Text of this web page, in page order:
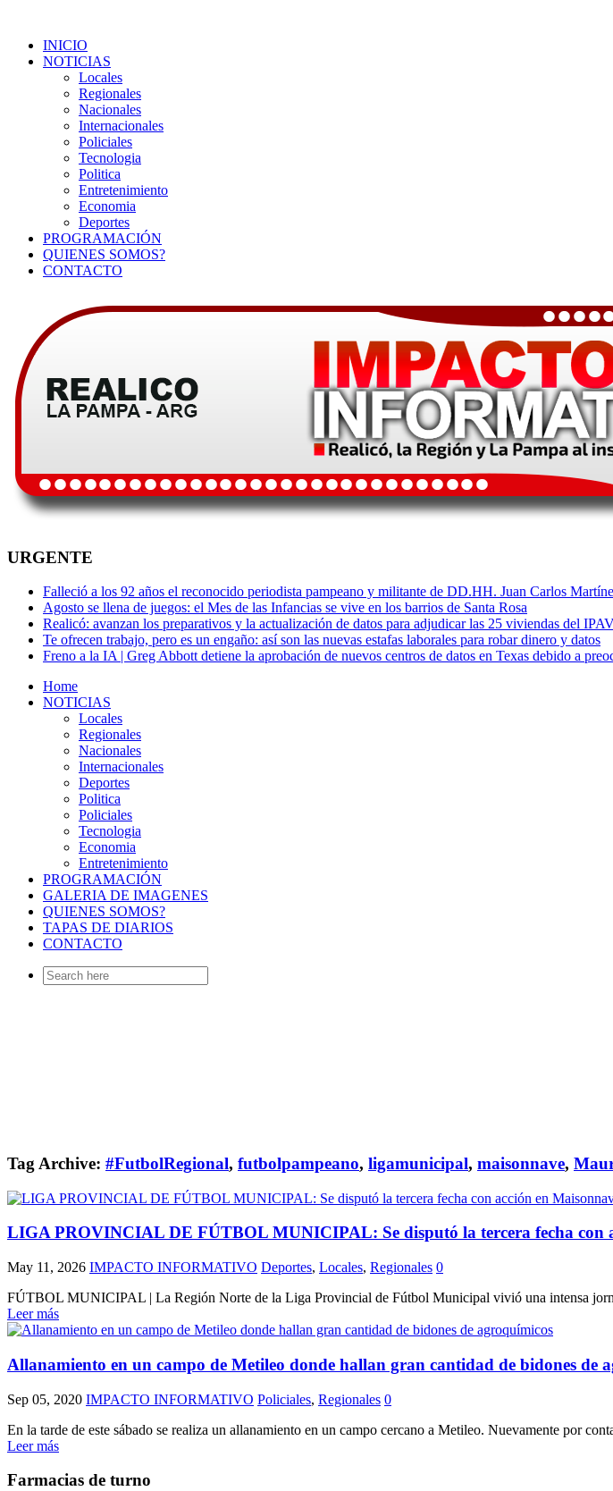
INICIO
NOTICIAS
Locales
Regionales
Nacionales
Internacionales
Policiales
Tecnologia
Politica
Entretenimiento
Economia
Deportes
PROGRAMACIÓN
QUIENES SOMOS?
CONTACTO
URGENTE
Falleció a los 92 años el reconocido periodista pampeano y militante de DD.HH. Juan Carlos
Agosto se llena de juegos: el Mes de las Infancias se vive en los barrios de Santa Rosa
Realicó: avanzan los preparativos y la actualización de datos para adjudicar las 25 viviendas del
Te ofrecen trabajo, pero es un engaño: así son las nuevas estafas laborales para robar dinero y datos
Freno a la IA | Greg Abbott detiene la aprobación de nuevos centros de datos en Texas debido a
Home
NOTICIAS
Locales
Regionales
Nacionales
Internacionales
Deportes
Politica
Policiales
Tecnologia
Economia
Entretenimiento
PROGRAMACIÓN
GALERIA DE IMAGENES
QUIENES SOMOS?
TAPAS DE DIARIOS
CONTACTO
Search
for:
Tag Archive: #FutbolRegional, futbolpampeano, ligamunicipal, maisonnave,
LIGA PROVINCIAL DE FÚTBOL MUNICIPAL: Se disputó la tercera fecha con
May 11, 2026 IMPACTO INFORMATIVO Deportes, Locales, Regionales 0
FÚTBOL MUNICIPAL | La Región Norte de la Liga Provincial de Fútbol Municipal vivió una intensa
Leer más
Allanamiento en un campo de Metileo donde hallan gran cantidad de bidones de
Sep 05, 2020 IMPACTO INFORMATIVO Policiales, Regionales 0
En la tarde de este sábado se realiza un allanamiento en un campo cercano a Metileo. Nuevamente por
Leer más
Farmacias de turno